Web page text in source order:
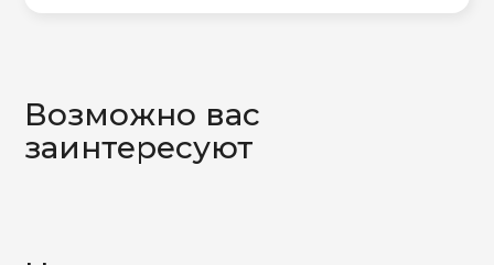
Возможно вас
заинтересуют